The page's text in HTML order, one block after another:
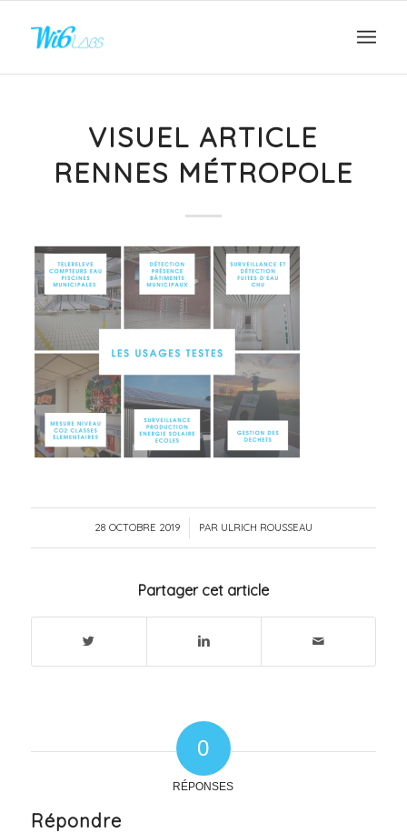
VISUEL ARTICLE
RENNES MÉTROPOLE
28 OCTOBRE 2019
/ PAR ULRICH ROUSSEAU
Partager cet article
0
RÉPONSES
Répondre